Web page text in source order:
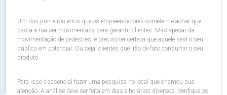
Um dos primeiros erros que os empreendedores cometem é achar que
basta a rua ser movimentada para garantir clientes. Mas apesar da
movimentação de pedestres, é preciso ter certeza que aquele será o seu
público em potencial. Ou seja: clientes que irão de fato consumir o seu
produto.
Para isso é essencial fazer uma pesquisa no local que chamou sua
atenção. A análise deve ser feita em dias e horários diversos. Verifique os